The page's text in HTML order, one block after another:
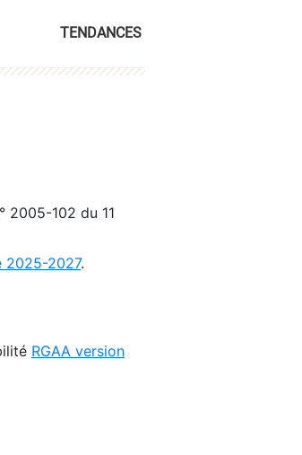
TENDANCES
2005-102 du 11
2025-2027.
RGAA version